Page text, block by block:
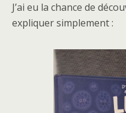
J’ai eu la chance de
expliquer simplement :